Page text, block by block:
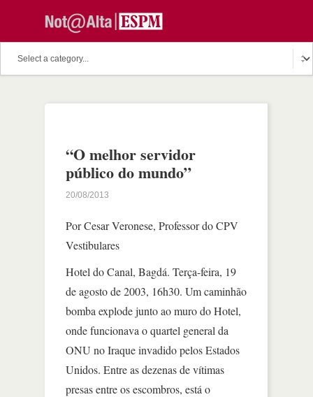
“O melhor servidor
público do mundo”
20/08/2013
Por Cesar Veronese, Professor do CPV
Vestibulares
Hotel do Canal, Bagdá. Terça-feira, 19
de agosto de 2003, 16h30. Um caminhão
bomba explode junto ao muro do Hotel,
onde funcionava o quartel general da
ONU no Iraque invadido pelos Estados
Unidos. Entre as dezenas de vítimas
presas entre os escombros, está o